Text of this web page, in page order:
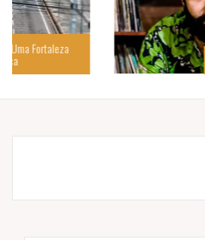
Apesar dos Perigos…